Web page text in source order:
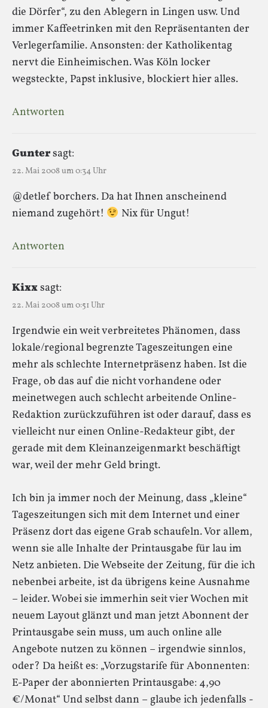
die Dörfer“, zu den Ablegern in Lingen usw. Und
immer Kaffeetrinken mit den Repräsentanten der
Verlegerfamilie. Ansonsten: der Katholikentag
nervt die Einheimischen. Was Köln locker
wegsteckte, Papst inklusive, blockiert hier alles.
Antworten
Guntersagt:
22. Mai 2008 um 0:34 Uhr
@detlef borchers. Da hat Ihnen anscheinend
niemand zugehört!
Nix für Ungut!
Antworten
Kixxsagt:
22. Mai 2008 um 0:51 Uhr
Irgendwie ein weit verbreitetes Phänomen, dass
lokale/regional begrenzte Tageszeitungen eine
mehr als schlechte Internetpräsenz haben. Ist die
Frage, ob das auf die nicht vorhandene oder
meinetwegen auch schlecht arbeitende Online-
Redaktion zurückzuführen ist oder darauf, dass es
vielleicht nur einen Online-Redakteur gibt, der
gerade mit dem Kleinanzeigenmarkt beschäftigt
war, weil der mehr Geld bringt.
Ich bin ja immer noch der Meinung, dass „kleine“
Tageszeitungen sich mit dem Internet und einer
Präsenz dort das eigene Grab schaufeln. Vor allem,
wenn sie alle Inhalte der Printausgabe für lau im
Netz anbieten. Die Webseite der Zeitung, für die ich
nebenbei arbeite, ist da übrigens keine Ausnahme
– leider. Wobei sie immerhin seit vier Wochen mit
neuem Layout glänzt und man jetzt Abonnent der
Printausgabe sein muss, um auch online alle
Angebote nutzen zu können – irgendwie sinnlos,
oder? Da heißt es: „Vorzugstarife für Abonnenten:
E-Paper der abonnierten Printausgabe: 4,90
€/Monat“ Und selbst dann – glaube ich jedenfalls -